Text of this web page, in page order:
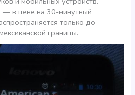
— в цене на 30-минутный
только до
границы.